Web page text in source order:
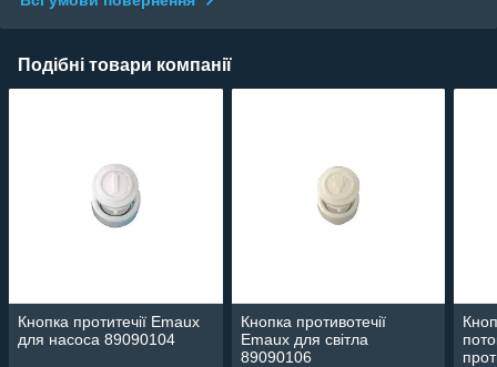
Подібні товари компанії
Кнопка протитечії Emaux
для насоса 89090104
Кнопка противотечії
Emaux для світла
89090106